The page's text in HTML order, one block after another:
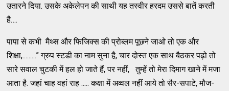
उतारने दिया. उसके अकेलेपन की साथी यह तस्वीर हरदम उससे बातें करती
है….
पापा से कभी मैथ्स और फिजिक्स की प्रोब्लम पूछने जाओ तो एक और
शिक्षा,.........” ग्रुप स्टडी का नाम सुना है, चार दोस्त एक साथ बैठकर पढ़ो तो
सारे सवाल चुटकी में हल हो जाते हैं, पर नहीं, तुम्हें तो मेरा दिमाग खाने में मजा
आता है. जहां चाह वहां राह ..... कक्षा में अव्वल नहीं आये तो सैर-सपाटे, मौज-